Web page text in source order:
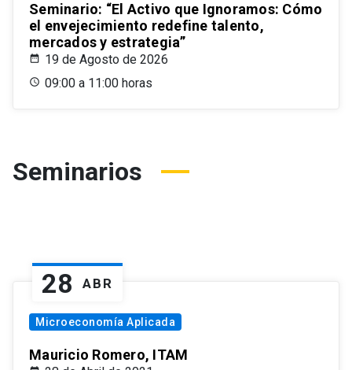
Seminario: “El Activo que Ignoramos: Cómo
el envejecimiento redefine talento,
mercados y estrategia”
19 de Agosto de 2026
09:00 a 11:00 horas
Seminarios
28 ABR
Microeconomía Aplicada
Mauricio Romero, ITAM